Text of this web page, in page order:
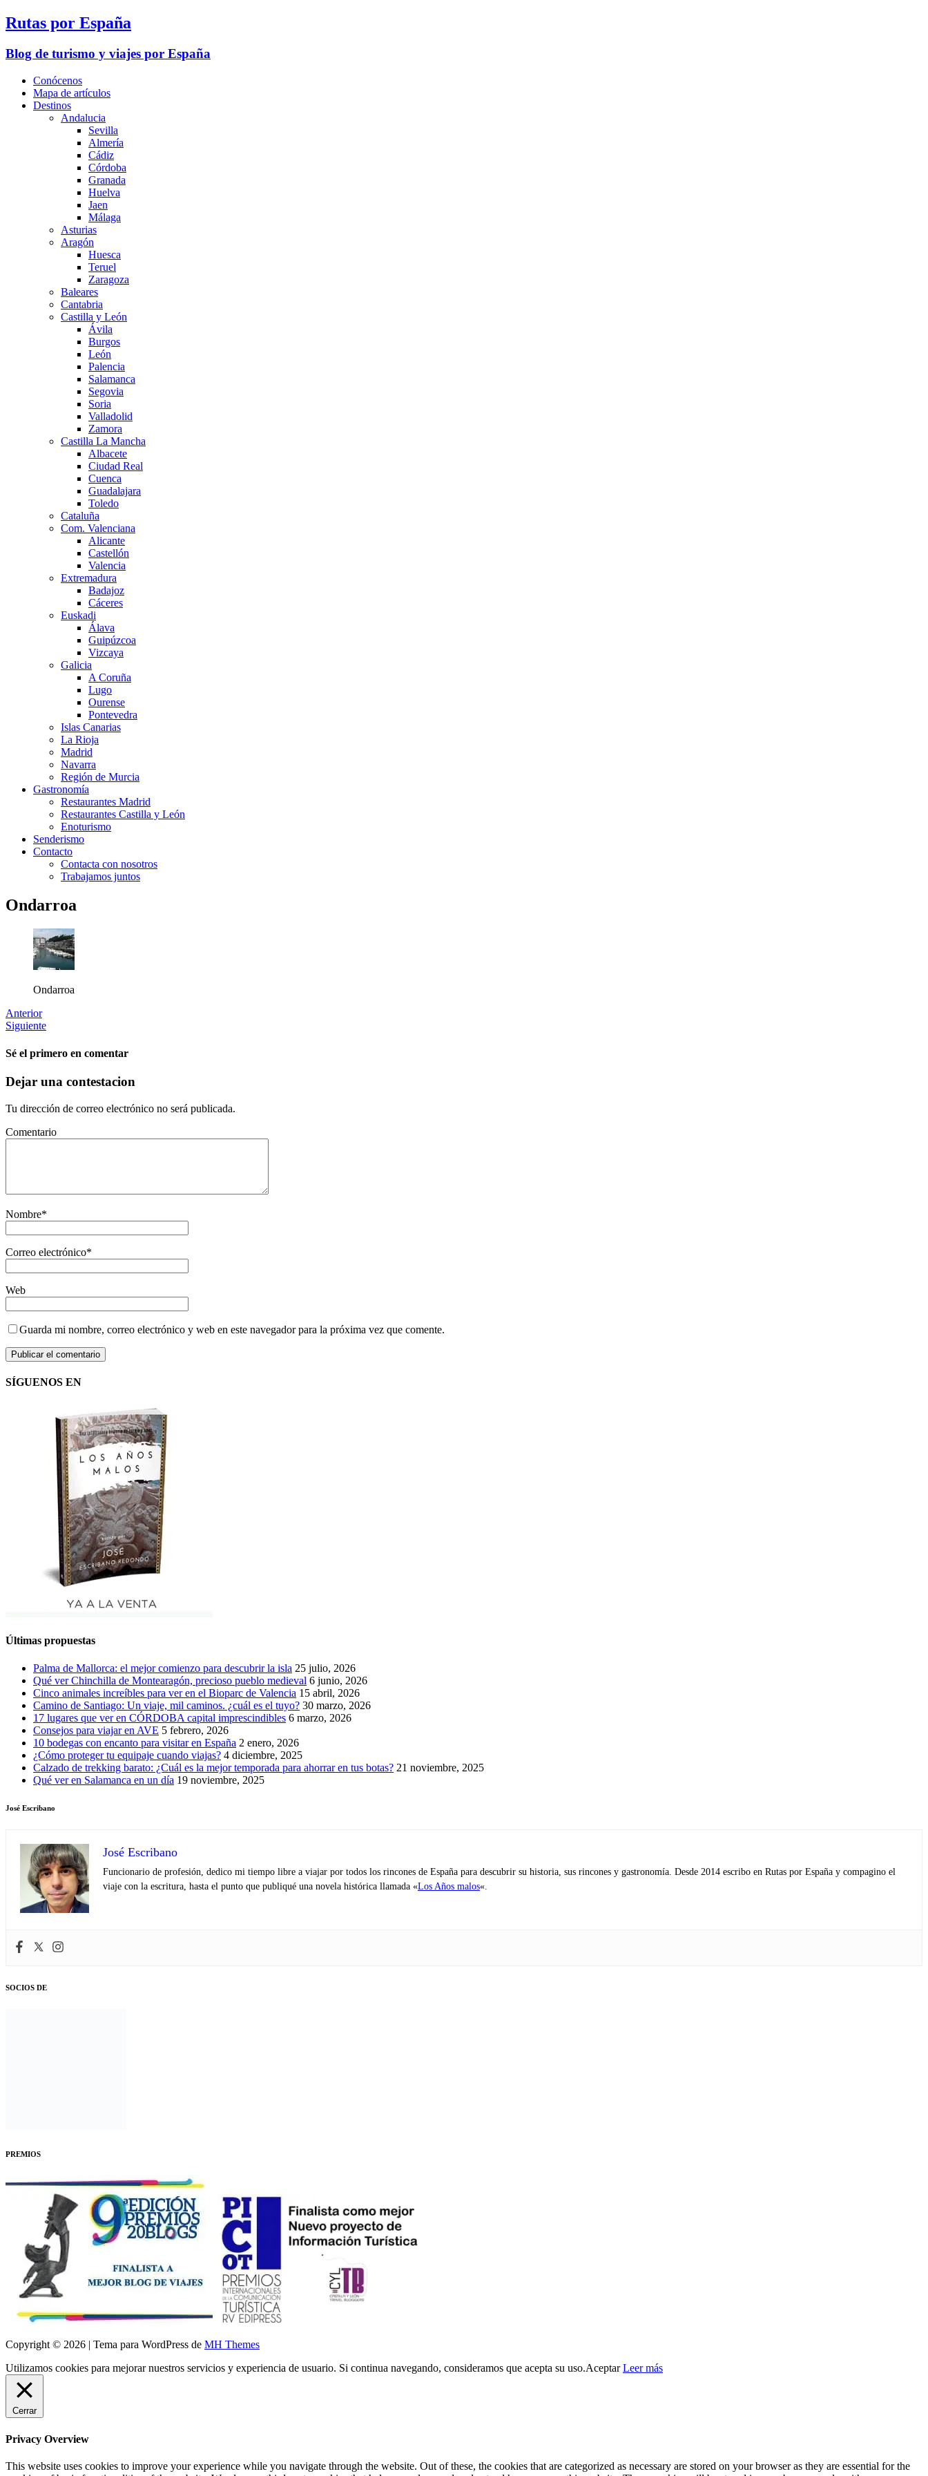
Rutas por España
Blog de turismo y viajes por España
Conócenos
Mapa de artículos
Destinos
Andalucia
Sevilla
Almería
Cádiz
Córdoba
Granada
Huelva
Jaen
Málaga
Asturias
Aragón
Huesca
Teruel
Zaragoza
Baleares
Cantabria
Castilla y León
Ávila
Burgos
León
Palencia
Salamanca
Segovia
Soria
Valladolid
Zamora
Castilla La Mancha
Albacete
Ciudad Real
Cuenca
Guadalajara
Toledo
Cataluña
Com. Valenciana
Alicante
Castellón
Valencia
Extremadura
Badajoz
Cáceres
Euskadi
Álava
Guipúzcoa
Vizcaya
Galicia
A Coruña
Lugo
Ourense
Pontevedra
Islas Canarias
La Rioja
Madrid
Navarra
Región de Murcia
Gastronomía
Restaurantes Madrid
Restaurantes Castilla y León
Enoturismo
Senderismo
Contacto
Contacta con nosotros
Trabajamos juntos
Ondarroa
Ondarroa
Anterior
Siguiente
Sé el primero en comentar
Dejar una contestacion
Tu dirección de correo electrónico no será publicada.
Comentario
Nombre*
Correo electrónico*
Web
Guarda mi nombre, correo electrónico y web en este navegador para la próxima vez que comente.
SÍGUENOS EN
Últimas propuestas
Palma de Mallorca: el mejor comienzo para descubrir la isla 25 julio, 2026
Qué ver Chinchilla de Montearagón, precioso pueblo medieval 6 junio, 2026
Cinco animales increíbles para ver en el Bioparc de Valencia 15 abril, 2026
Camino de Santiago: Un viaje, mil caminos. ¿cuál es el tuyo? 30 marzo, 2026
17 lugares que ver en CÓRDOBA capital imprescindibles 6 marzo, 2026
Consejos para viajar en AVE 5 febrero, 2026
10 bodegas con encanto para visitar en España 2 enero, 2026
¿Cómo proteger tu equipaje cuando viajas? 4 diciembre, 2025
Calzado de trekking barato: ¿Cuál es la mejor temporada para ahorrar en tus botas? 21 noviembre, 2025
Qué ver en Salamanca en un día 19 noviembre, 2025
José Escribano
José Escribano
Funcionario de profesión, dedico mi tiempo libre a viajar por todos los rincones de España para descubrir su historia, sus rincones y gastronomía. Desde 2014 escribo en Rutas por España y compagino el
viaje con la escritura, hasta el punto que publiqué una novela histórica llamada «Los Años malos«.
SOCIOS DE
PREMIOS
Copyright © 2026 | Tema para WordPress de MH Themes
Utilizamos cookies para mejorar nuestros servicios y experiencia de usuario. Si continua navegando, consideramos que acepta su uso.Aceptar Leer más
Cerrar
Privacy Overview
This website uses cookies to improve your experience while you navigate through the website. Out of these, the cookies that are categorized as necessary are stored on your browser as they are essential for the